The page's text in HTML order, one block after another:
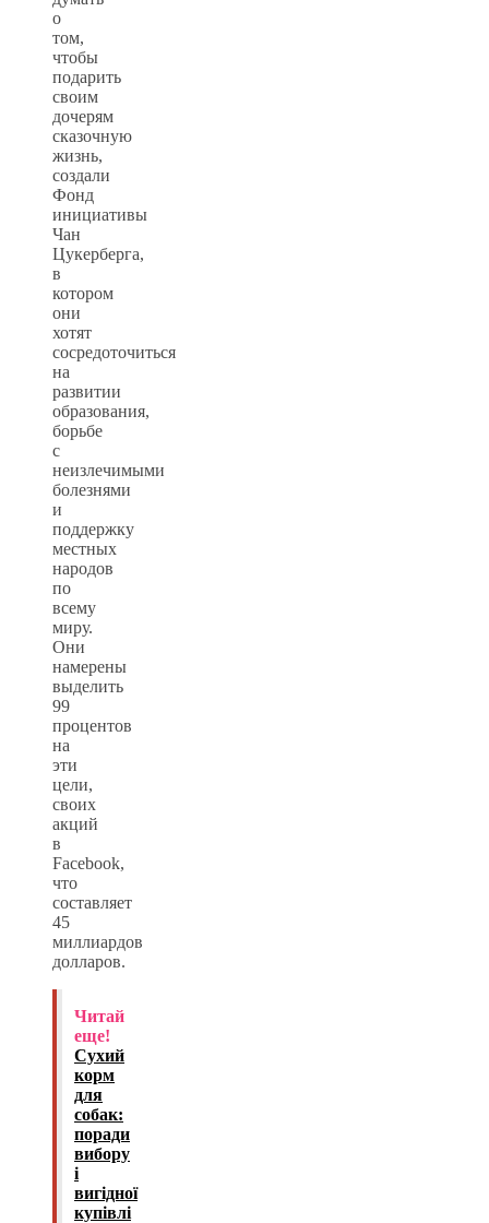
о
том,
чтобы
подарить
своим
дочерям
сказочную
жизнь,
создали
Фонд
инициативы
Чан
Цукерберга,
в
котором
они
хотят
сосредоточиться
на
развитии
образования,
борьбе
с
неизлечимыми
болезнями
и
поддержку
местных
народов
по
всему
миру.
Они
намерены
выделить
99
процентов
на
эти
цели,
своих
акций
в
Facebook,
что
составляет
45
миллиардов
долларов.
Читай
еще!
Сухий
корм
для
собак:
поради
вибору
і
вигідної
купівлі